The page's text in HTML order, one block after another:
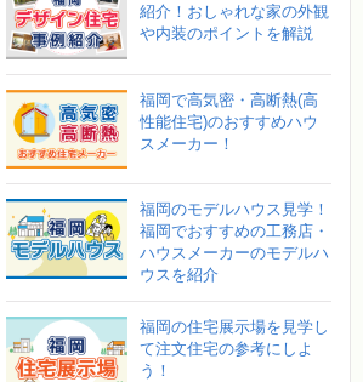
紹介！おしゃれな家の外観
や内装のポイントを解説
福岡で高気密・高断熱(高
性能住宅)のおすすめハウ
スメーカー！
福岡のモデルハウス見学！
福岡でおすすめの工務店・
ハウスメーカーのモデルハ
ウスを紹介
福岡の住宅展示場を見学し
て注文住宅の参考にしよ
う！